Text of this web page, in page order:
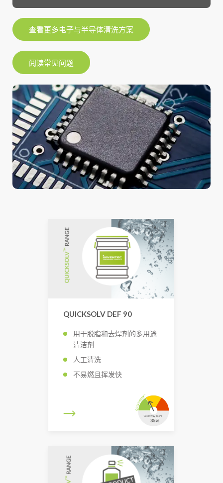
查看更多电子与半导体清洗方案
阅读常见问题
QUICKSOLV DEF 90
用于脱脂和去焊剂的多用途
清洁剂
人工清洗
不易燃且挥发快